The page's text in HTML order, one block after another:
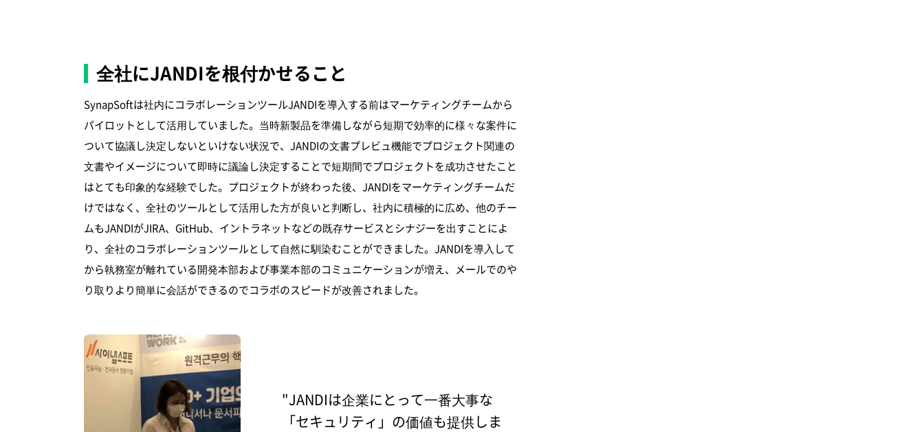
全社にJANDIを根付かせること
SynapSoftは社内にコラボレーションツールJANDIを導入する前はマーケティングチームから
パイロットとして活用していました。当時新製品を準備しながら短期で効率的に様々な案件に
ついて協議し決定しないといけない状況で、JANDIの文書プレビュ機能でプロジェクト関連の
文書やイメージについて即時に議論し決定することで短期間でプロジェクトを成功させたこと
はとても印象的な経験でした。プロジェクトが終わった後、JANDIをマーケティングチームだ
けではなく、全社のツールとして活用した方が良いと判断し、社内に積極的に広め、他のチー
ムもJANDIがJIRA、GitHub、イントラネットなどの既存サービスとシナジーを出すことによ
り、全社のコラボレーションツールとして自然に馴染むことができました。JANDIを導入して
から執務室が離れている開発本部および事業本部のコミュニケーションが増え、メールでのや
り取りより簡単に会話ができるのでコラボのスピードが改善されました。
"JANDIは企業にとって一番大事な
「セキュリティ」の価値も提供しま